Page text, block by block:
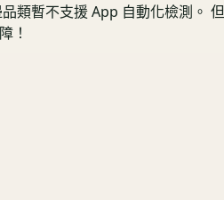
類暫不支援 App 自動化檢測。
！